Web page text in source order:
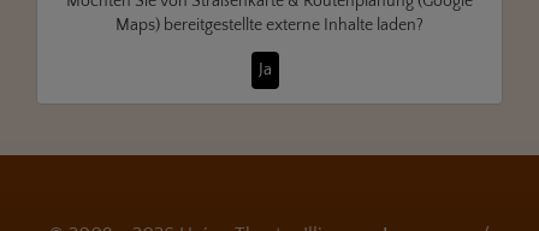
Maps) bereitgestellte externe Inhalte laden?
Ja